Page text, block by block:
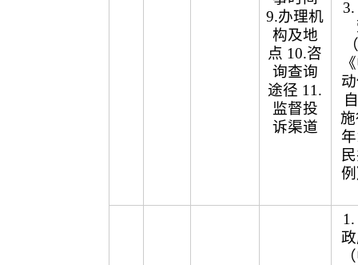
9.办理机
构及地
点 10.咨
询查询
途径 11.
监督投
诉渠道